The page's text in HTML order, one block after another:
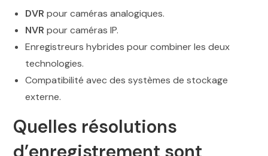
DVR pour caméras analogiques.
NVR pour caméras IP.
Enregistreurs hybrides pour combiner les deux
technologies.
Compatibilité avec des systèmes de stockage
externe.
Quelles résolutions